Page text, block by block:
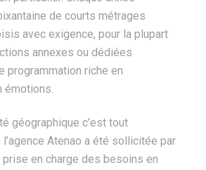
de courts métrages
avec exigence, pour la plupart
annexes ou dédiées
programmation riche en
émotions.
géographique c’est tout
Atenao a été sollicitée par
prise en charge des besoins en